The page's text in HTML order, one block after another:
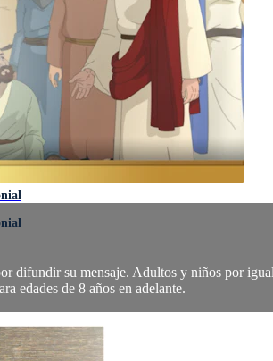
difundir su mensaje. Adultos y niños por
edades de 8 años en adelante.